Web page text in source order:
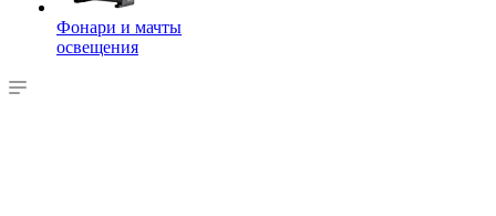
Фонари и мачты
освещения